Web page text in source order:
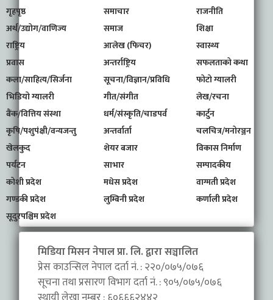
गृहपृष्ठ समाचार
राजनीति
अर्थ/उद्योग/वाणिज्य
समाज
शिक्षा
राष्ट्रिय
आलेख (फिचर)
स्वास्थ्य
प्रवास
अन्तर्राष्ट्रिय
सफलताको कथा
कला/साहित्य/सिर्जना
सूचना/विज्ञान/प्रविधि
फोटो ग्यालरी
भिडियो ग्यालरी
गीत/संगीत
लेख/रचना
बैंक/वित्तिय संस्था
धर्म/संस्कृति/चाडपर्व
कार्टुन
कृषि/पशुपंक्षी/वन्यजन्तु
अन्तर्वार्ता
चलचित्र/मनोरञ्जन
खेलकुद
शेयर बजार
विकास निर्माण
पर्यटन
साभार
सम्पादकीय
कोशी प्रदेश
मधेस प्रदेश
वाग्मती प्रदेश
गण्डकी प्रदेश
लुम्बिनी प्रदेश
कर्णाली प्रदेश
सूदुरपश्चिम प्रदेश
मिडिया मिसन नेपाल प्रा. लि. द्वारा सञ्चालित
प्रेस काउन्सिल नेपाल दर्ता नं. : २२०/०७५/०७६
सूचना तथा प्रसारण विभाग दर्ता नं. : ९०५/०७५/०७६